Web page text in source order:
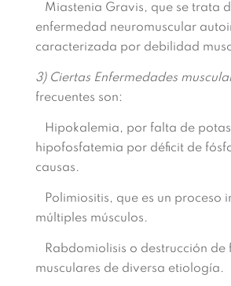
Miastenia Gravis, que se trata
enfermedad neuromuscular
caracterizada por debilidad
3) Ciertas Enfermedades
frecuentes son:
Hipokalemia, por falta de
hipofosfatemia por déficit de
causas.
Polimiositis, que es un proceso
múltiples músculos.
Rabdomiolisis o destrucción de
musculares de diversa etiología.